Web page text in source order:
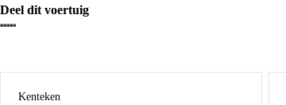
Deel dit voertuig
Kenteken